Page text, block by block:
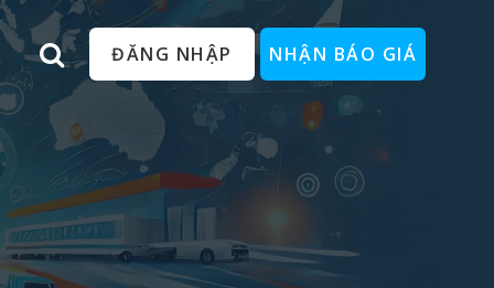
ĐĂNG NHẬP NHẬN BÁO GIÁ